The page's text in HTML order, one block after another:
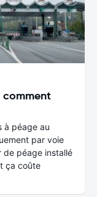
comment
à péage au
par voie
de péage installé
ça coûte